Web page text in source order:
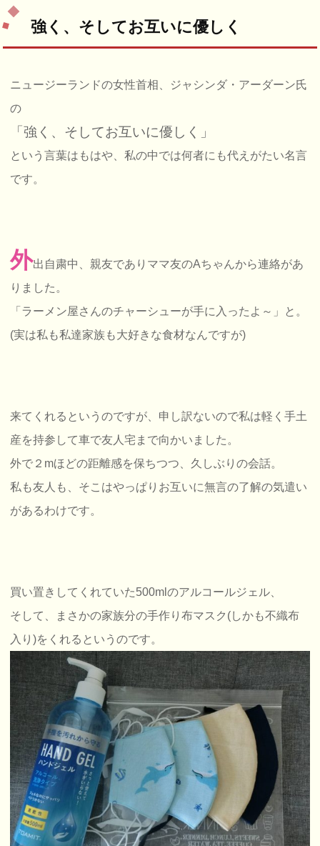
強く、そしてお互いに優しく
ニュージーランドの女性首相、ジャシンダ・アーダーン氏
の
「強く、そしてお互いに優しく」
という言葉はもはや、私の中では何者にも代えがたい名言
です。
外出自粛中、親友でありママ友のAちゃんから連絡があ
りました。
「ラーメン屋さんのチャーシューが手に入ったよ～」と。
(実は私も私達家族も大好きな食材なんですが)
来てくれるというのですが、申し訳ないので私は軽く手土
産を持参して車で友人宅まで向かいました。
外で２mほどの距離感を保ちつつ、久しぶりの会話。
私も友人も、そこはやっぱりお互いに無言の了解の気遣い
があるわけです。
買い置きしてくれていた500mlのアルコールジェル、
そして、まさかの家族分の手作り布マスク(しかも不織布
入り)をくれるというのです。